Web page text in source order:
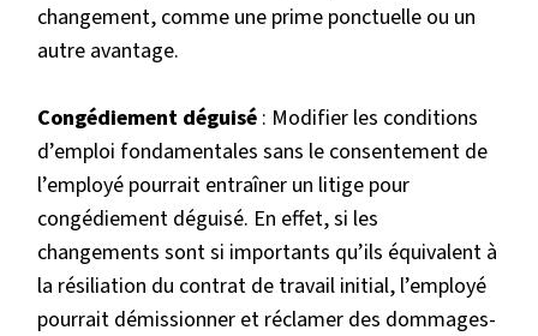
changement, comme une prime ponctuelle ou un
autre avantage.
Congédiement déguisé : Modifier les conditions
d’emploi fondamentales sans le consentement de
l’employé pourrait entraîner un litige pour
congédiement déguisé. En effet, si les
changements sont si importants qu’ils équivalent à
la résiliation du contrat de travail initial, l’employé
pourrait démissionner et réclamer des dommages-